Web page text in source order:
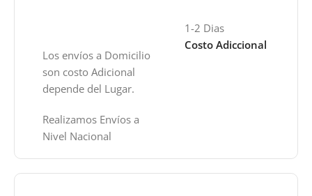
Los envíos a Domicilio
son costo Adicional
depende del Lugar.
Realizamos Envíos a
Nivel Nacional
1-2 Dias
Costo Adiccional